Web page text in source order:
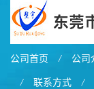
公司首页 / 公司
/ 联系方式 /